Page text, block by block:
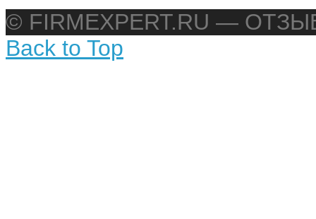
© FIRMEXPERT.RU —
Back to Top